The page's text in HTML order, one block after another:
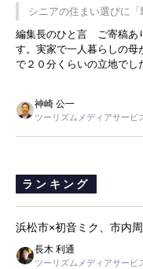
です。永井社長は、駐車
ことに目をつけ、高級商品
事を懐かしく読みました。
シニアの住まい選びに
暮らし
編集長のひと言 ご寄稿あ
す。実家で一人暮らしの母
で２０分くらいの立地でし
ました。母の住まいから
すが、私と妹にとっては
は、当人だけではなく、世
と思いました。
神崎 公一
ツーリズムメディアサービ
ランキング
浜松市×初音ミク、市内
長木 利通
ツーリズムメディアサービ